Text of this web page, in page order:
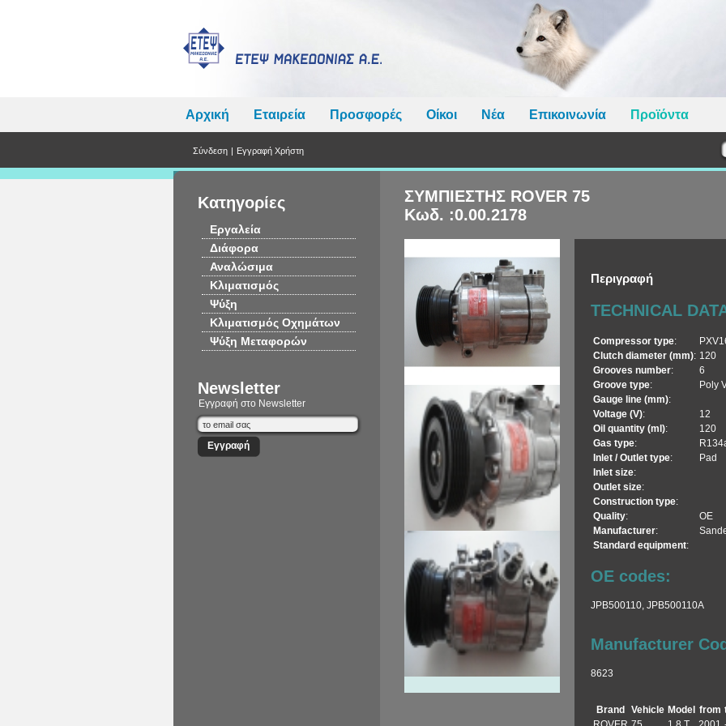
Αρχική Εταιρεία Προσφορές Οίκοι Νέα Επικοινωνία Προϊόντα
Σύνδεση | Εγγραφή Χρήστη
Κατηγορίες
Εργαλεία
Διάφορα
Αναλώσιμα
Κλιματισμός
Ψύξη
Κλιματισμός Οχημάτων
Ψύξη Μεταφορών
Newsletter
Εγγραφή στο Newsletter
ΣΥΜΠΙΕΣΤΗΣ ROVER 75
Κωδ. :0.00.2178
Περιγραφή
TECHNICAL
Compressor type:
Clutch diameter (mm): 120
Grooves number:
6
Groove type:
Poly
Gauge line (mm):
Voltage (V):
12
Oil quantity (ml):
120
Gas type:
Inlet / Outlet type:
Pad
Inlet size:
Outlet size:
Construction type:
Quality:
OE
Manufacturer:
Standard equipment:
OE codes:
JPB500110, JPB500110A
Manufacturer
8623
Brand Vehicle Model from